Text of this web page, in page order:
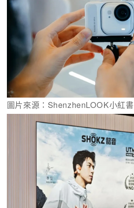
圖片來源：ShenzhenLOOK小紅書